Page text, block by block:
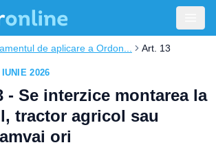
de aplicare a Ordon... Art. 13
2026
- Se interzice montarea la
tractor agricol sau
ori